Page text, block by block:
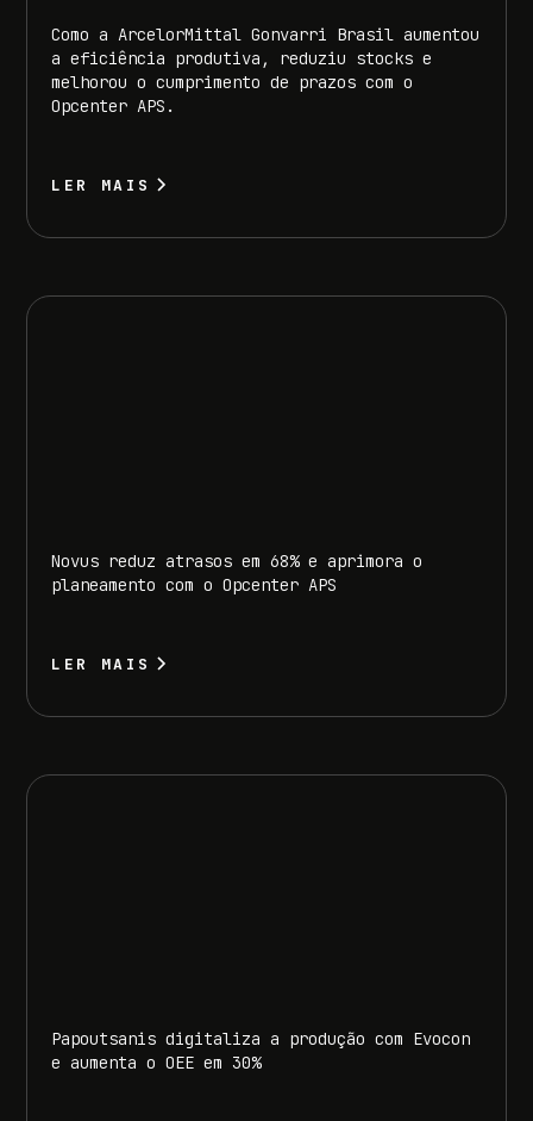
Como a ArcelorMittal Gonvarri Brasil aumentou
a eficiência produtiva, reduziu stocks e
melhorou o cumprimento de prazos com o
Opcenter APS.
LER MAIS
Novus reduz atrasos em 68% e aprimora o
planeamento com o Opcenter APS
LER MAIS
Papoutsanis digitaliza a produção com Evocon
e aumenta o OEE em 30%